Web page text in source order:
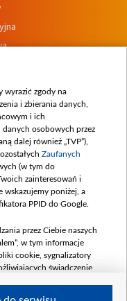
wyrazić zgody na
i zbierania danych,
i ich
danych osobowych przez
dalej również „TVP”),
Zaufanych
(w tym do
zainteresowań i
wskazujemy poniżej, a
PPID do Google.
przez Ciebie naszych
w tym informacje
cookie, sygnalizatory
świadczenie